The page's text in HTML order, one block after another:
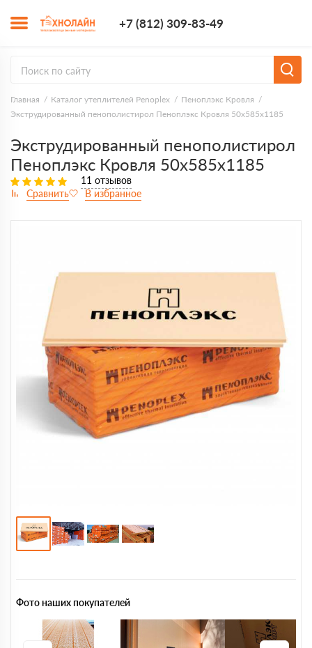
+7 (812) 309-83-49
Главная Каталог утеплителей Penoplex
Пеноплэкс Кровля
Экструдированный пенополистирол Пеноплэкс Кровля 50х585х1185
Экструдированный пенополистирол
Пеноплэкс Кровля 50х585х1185
11 отзывов
Фото наших покупателей